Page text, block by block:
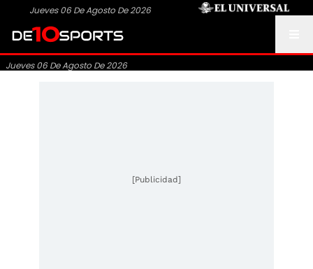
Jueves 06 De Agosto De 2026
Jueves 06 De Agosto De 2026
[Publicidad]